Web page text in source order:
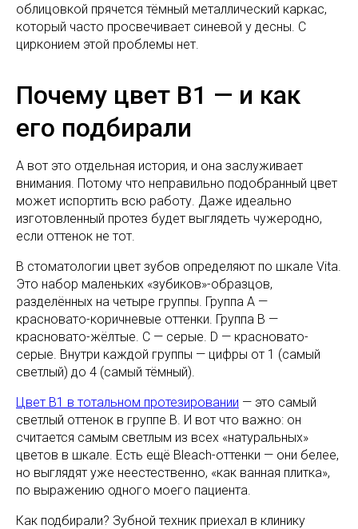
облицовкой прячется тёмный металлический каркас,
который часто просвечивает синевой у десны. С
цирконием этой проблемы нет.
Почему цвет B1 — и как
его подбирали
А вот это отдельная история, и она заслуживает
внимания. Потому что неправильно подобранный цвет
может испортить всю работу. Даже идеально
изготовленный протез будет выглядеть чужеродно,
если оттенок не тот.
В стоматологии цвет зубов определяют по шкале Vita.
Это набор маленьких «зубиков»-образцов,
разделённых на четыре группы. Группа A —
красновато-коричневые оттенки. Группа B —
красновато-жёлтые. C — серые. D — красновато-
серые. Внутри каждой группы — цифры от 1 (самый
светлый) до 4 (самый тёмный).
Цвет B1 в тотальном протезировании — это самый
светлый оттенок в группе B. И вот что важно: он
считается самым светлым из всех «натуральных»
цветов в шкале. Есть ещё Bleach-оттенки — они белее,
но выглядят уже неестественно, «как ванная плитка»,
по выражению одного моего пациента.
Как подбирали? Зубной техник приехал в клинику